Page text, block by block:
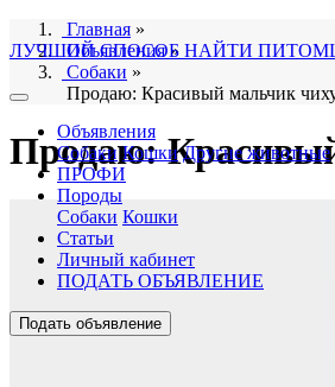
ЛУЧШИЙ СПОСОБ НАЙТИ
Объявления
Собаки Кошки Другие животные
ПРОФИ
Породы
Собаки Кошки
Статьи
Личный кабинет
ПОДАТЬ ОБЪЯВЛЕНИЕ
Подать объявление
Главная »
Объявления»
Собаки »
Продаю: Красивый мальчик
Продаю: